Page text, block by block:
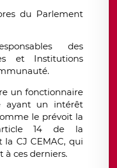
du Parlement
des
et Institutions
un fonctionnaire
ayant un intérêt
le prévoit la
14 de la
CJ CEMAC, qui
à ces derniers.